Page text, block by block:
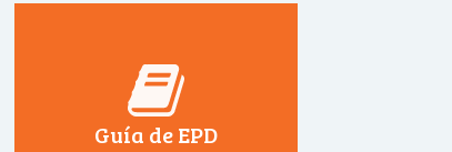
Guía de EPD